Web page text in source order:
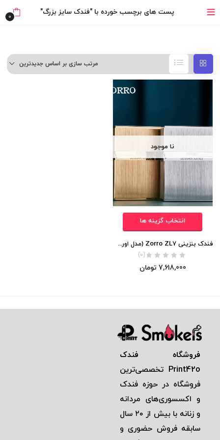
خرید قسطی با ترب‌پی
پست های برچسب خورده با "فندک سایز بزرگ" 0
مرتب سازی بر اساس جدیدترین
نا موجود
انتخاب گزینه ها
فندک بنزینی Zorro ZL7 (مدل اورسایز ساده) اورجینال
(0)
7,618,000 تومان
فروشگاه فندک
Print42o تخصصی‌ترين
فروشگاه در حوزه فندک
و اكسسوری‌های مردانه
و زنانه با بيش از ٢٠ سال
سابقه فروش حضوری و